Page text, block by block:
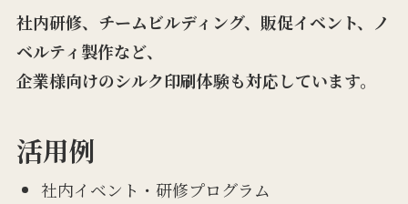
社内研修、チームビルディング、販促イベント、ノ
ベルティ製作など、
企業様向けのシルク印刷体験も対応しています。
活用例
社内イベント・研修プログラム